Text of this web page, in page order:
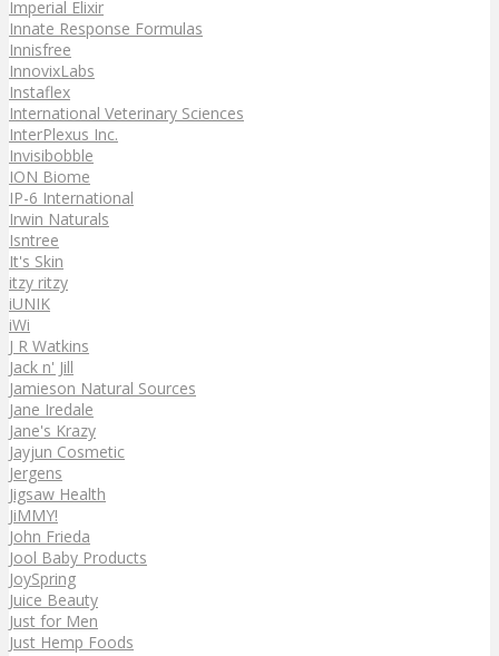
Imperial Elixir
Innate Response Formulas
Innisfree
InnovixLabs
Instaflex
International Veterinary Sciences
InterPlexus Inc.
Invisibobble
ION Biome
IP-6 International
Irwin Naturals
Isntree
It's Skin
itzy ritzy
iUNIK
iWi
J R Watkins
Jack n' Jill
Jamieson Natural Sources
Jane Iredale
Jane's Krazy
Jayjun Cosmetic
Jergens
Jigsaw Health
JiMMY!
John Frieda
Jool Baby Products
JoySpring
Juice Beauty
Just for Men
Just Hemp Foods